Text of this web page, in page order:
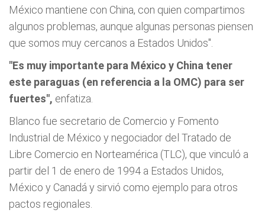
México mantiene con China, con quien compartimos
algunos problemas, aunque algunas personas piensen
que somos muy cercanos a Estados Unidos".
"Es muy importante para México y China tener
este paraguas (en referencia a la OMC) para ser
fuertes", enfatiza.
Blanco fue secretario de Comercio y Fomento
Industrial de México y negociador del Tratado de
Libre Comercio en Norteamérica (TLC), que vinculó a
partir del 1 de enero de 1994 a Estados Unidos,
México y Canadá y sirvió como ejemplo para otros
pactos regionales.